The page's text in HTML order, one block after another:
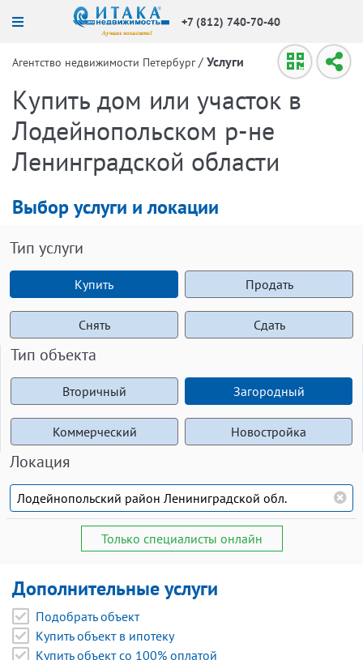
+7 (812) 740-70-40
Агентство недвижимости Петербург / Услуги
Купить дом или участок в
Лодейнопольском р-не
Ленинградской области
Выбор услуги и локации
Тип услуги
Купить Продать
Снять Сдать
Тип объекта
Вторичный Загородный
Коммерческий Новостройка
Локация
Только специалисты онлайн
Дополнительные услуги
Подобрать объект
Купить объект в ипотеку
Купить объект со 100% оплатой